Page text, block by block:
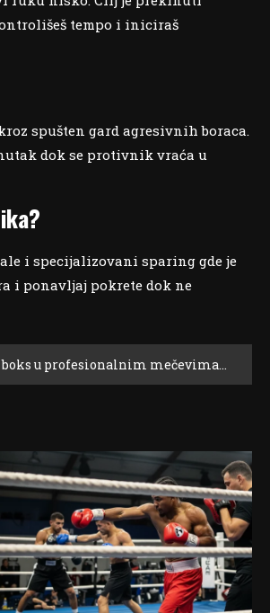
tempo i iniciraš
spušten gard agresivnih boraca.
dok se protivnik vraća u
i specijalizovani sparing gde je
i ponavljaj pokrete dok ne
u profesionalnim mečevima: planiranje runde